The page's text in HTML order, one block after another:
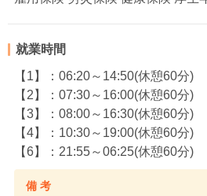
就業時間
【1】：06:20～14:50(休憩60分)
【2】：07:30～16:00(休憩60分)
【3】：08:00～16:30(休憩60分)
【4】：10:30～19:00(休憩60分)
【6】：21:55～06:25(休憩60分)
備 考